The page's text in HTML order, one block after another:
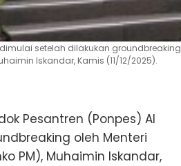
setelah dilakukan groundbreaking
Iskandar, Kamis (11/12/2025).
Pesantren (Ponpes) Al
oleh Menteri
PM), Muhaimin Iskandar,